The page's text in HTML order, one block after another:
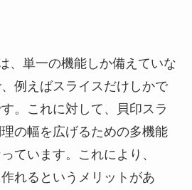
、単一の機能しか備えていな
例えばスライスだけしかで
。これに対して、貝印スラ
の幅を広げるための多機能
ています。これにより、
れるというメリットがあ